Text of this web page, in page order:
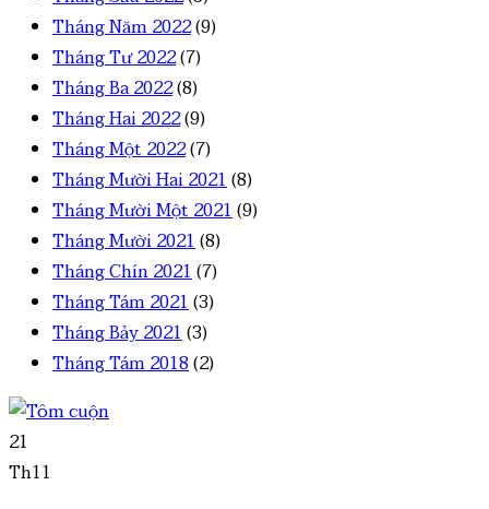
Tháng Năm 2022(9)
Tháng Tư 2022(7)
Tháng Ba 2022(8)
Tháng Hai 2022(9)
Tháng Một 2022(7)
Tháng Mười Hai 2021(8)
Tháng Mười Một 2021(9)
Tháng Mười 2021(8)
Tháng Chín 2021(7)
Tháng Tám 2021(3)
Tháng Bảy 2021(3)
Tháng Tám 2018(2)
21
Th11